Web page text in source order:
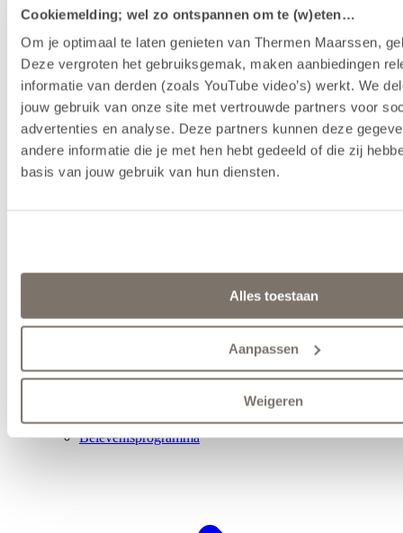
Cookiemelding; wel zo ontspannen om te (w)eten…
Om je optimaal te laten genieten van Thermen Maarssen,
Deze vergroten het gebruiksgemak, maken aanbiedingen
informatie van derden (zoals YouTube video’s) werkt. We
jouw gebruik van onze site met vertrouwde partners voor
advertenties en analyse. Deze partners kunnen deze
andere informatie die je met hen hebt gedeeld of die zij
basis van jouw gebruik van hun diensten.
Alles toestaan
Aanpassen
Weigeren
Faciliteiten
Belevenisprogramma